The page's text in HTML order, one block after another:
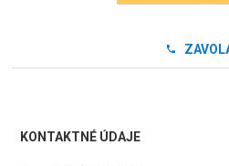
KONTAKTNÉ ÚDAJE